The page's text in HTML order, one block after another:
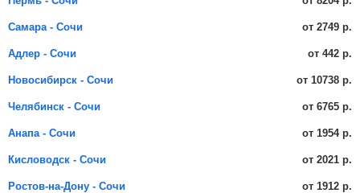
Самара - Сочи от 2749 р.
Адлер - Сочи от 442 р.
Новосибирск - Сочи от 10738 р.
Челябинск - Сочи от 6765 р.
Анапа - Сочи от 1954 р.
Кисловодск - Сочи от 2021 р.
Ростов-на-Дону - Сочи от 1912 р.